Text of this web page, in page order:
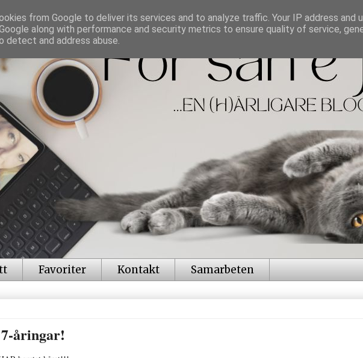
Favoriter Kontakt Samarbeten
åringar!
from Google to deliver its services and to analyze traffic. Your IP address and
along with performance and security metrics to ensure quality of service,
detect and address abuse.